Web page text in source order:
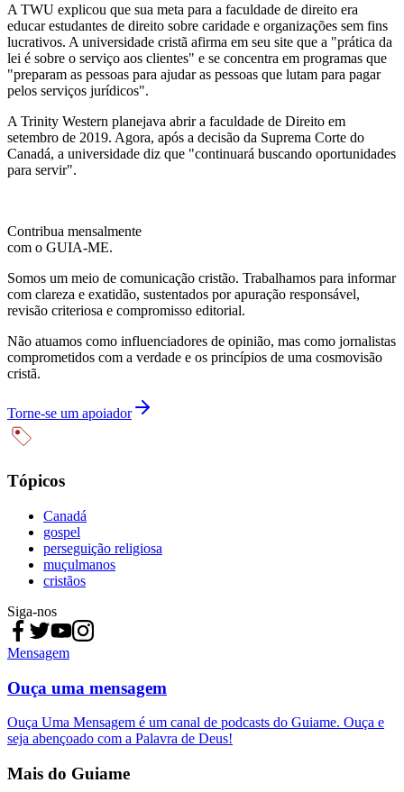
A TWU explicou que sua meta para a faculdade de direito era
educar estudantes de direito sobre caridade e organizações sem fins
lucrativos. A universidade cristã afirma em seu site que a "prática da
lei é sobre o serviço aos clientes" e se concentra em programas que
"preparam as pessoas para ajudar as pessoas que lutam para pagar
pelos serviços jurídicos".
A Trinity Western planejava abrir a faculdade de Direito em
setembro de 2019. Agora, após a decisão da Suprema Corte do
Canadá, a universidade diz que "continuará buscando oportunidades
para servir".
Contribua mensalmente
com o GUIA-ME.
Somos um meio de comunicação cristão. Trabalhamos para informar
com clareza e exatidão, sustentados por apuração responsável,
revisão criteriosa e compromisso editorial.
Não atuamos como influenciadores de opinião, mas como jornalistas
comprometidos com a verdade e os princípios de uma cosmovisão
cristã.
Torne-se um apoiador
Tópicos
Canadá
gospel
perseguição religiosa
muçulmanos
cristãos
Siga-nos
Mensagem
Ouça uma mensagem
Ouça Uma Mensagem é um canal de podcasts do Guiame. Ouça e
seja abençoado com a Palavra de Deus!
Mais do Guiame